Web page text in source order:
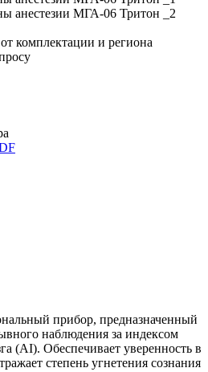
комплектации и региона
прибор, предназначенный
наблюдения за индексом
(AI). Обеспечивает уверенность в
степень угнетения сознания